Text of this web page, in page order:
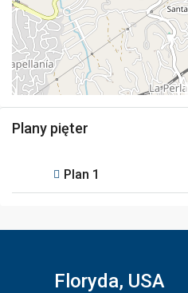
Plany pięter
Plan 1
Floryda, USA